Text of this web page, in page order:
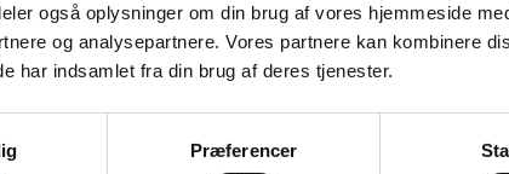
også oplysninger om din brug af vores hjemmeside
og analysepartnere. Vores partnere kan kombinere
har indsamlet fra din brug af deres tjenester.
Præferencer
efter dit ønske
vi en unik mulighed for at skræddersy vores produkter
du ønsker, en ekstra by graveret på, eller et helt unikt kort,